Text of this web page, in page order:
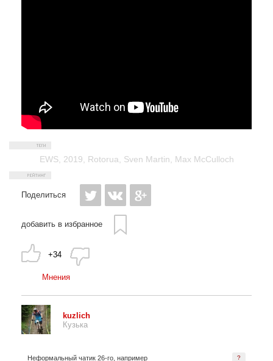
EWS 2019 Rotorua Sven Martin Max McCulloch
Поделиться
добавить в избранное
+34
Мнения
kuzlich
Кузька
?
Неформальный чатик 26-го, например